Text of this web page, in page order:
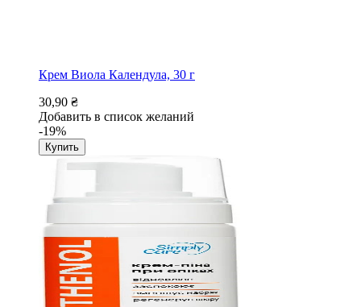
Крем Виола Календула, 30 г
30,90 ₴
Добавить в список желаний
-19%
Купить